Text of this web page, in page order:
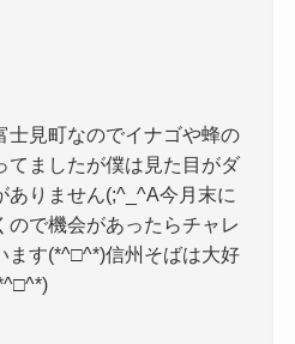
士見町なのでイナゴや蜂の
てましたが僕は見た目がダ
ありません(;^_^A今月末に
ので機会があったらチャレ
ます(*^□^*)信州そばは大好